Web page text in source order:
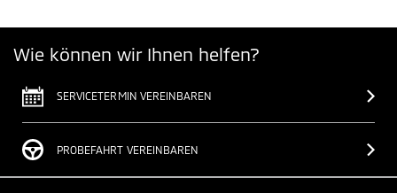
Wie können wir Ihnen helfen?
SERVICETERMIN VEREINBAREN
PROBEFAHRT VEREINBAREN